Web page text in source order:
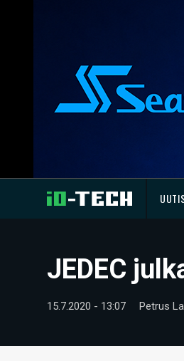
JEDEC
15.7.2020 - 13:07 Petrus